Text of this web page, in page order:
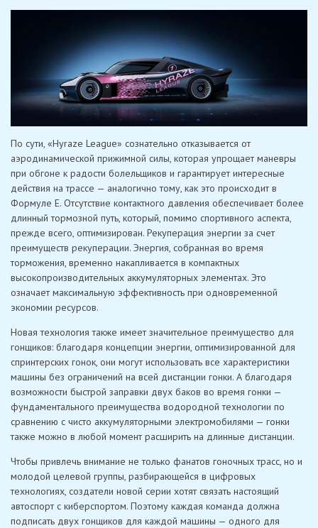
По сути, «Hyraze League» сознательно отказывается от
аэродинамической прижимной силы, которая упрощает маневры
при обгоне к радости болельщиков и гарантирует интересные
действия на трассе — аналогично тому, как это происходит в
Формуле E. Отсутствие контактного давления обеспечивает более
длинный тормозной путь, который, помимо спортивного аспекта,
прежде всего, оптимизирован. Рекуперация энергии за счет
преимуществ рекуперации. Энергия, собранная во время
торможения, временно накапливается в компактных
высокопроизводительных аккумуляторных элементах. Это
означает максимальную эффективность при одновременной
экономии ресурсов.
Новая технология также имеет значительное преимущество для
гонщиков: благодаря концепции энергии, оптимизированной для
спринтерских гонок, они могут использовать все характеристики
машины без ограничений на всей дистанции гонки. А благодаря
возможности быстрой заправки двух баков во время гонки —
фундаментального преимущества водородной технологии по
сравнению с чисто аккумуляторными электромобилями — гонки
также можно в любой момент расширить на длинные дистанции.
Чтобы привлечь внимание не только фанатов гоночных трасс, но и
молодой целевой группы, разбирающейся в цифровых
технологиях, создатели новой серии хотят связать настоящий
автоспорт с киберспортом. Поэтому каждая команда должна
подписать двух гонщиков для каждой машины — одного для